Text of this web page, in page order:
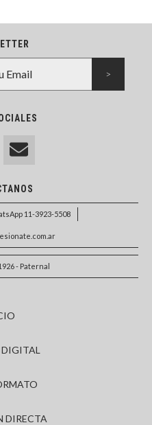
11-3923-5508
- Paternal
DIRECTA